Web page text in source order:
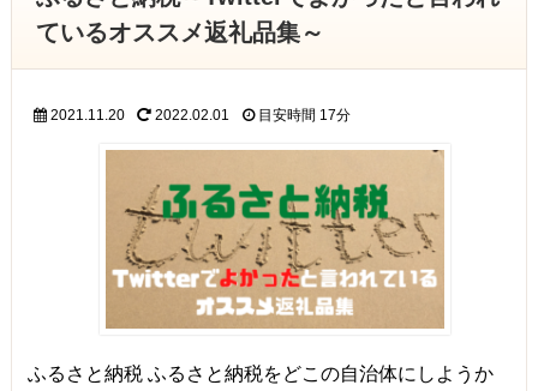
ているオススメ返礼品集～
2021.11.20 2022.02.01 目安時間 17分
ふるさと納税 ふるさと納税をどこの自治体にしようか